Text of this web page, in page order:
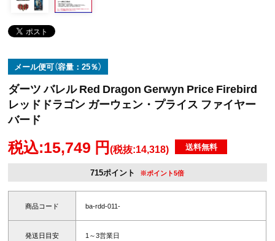
メール便可（容量：25％）
ダーツ バレル Red Dragon Gerwyn Price Firebird
レッドドラゴン ガーウェン・プライス ファイヤー
バード
税込:15,749 円(税抜:14,318) 送料無料
715ポイント ※ポイント5倍
商品コード ba-rdd-011-
発送日目安 1～3営業日